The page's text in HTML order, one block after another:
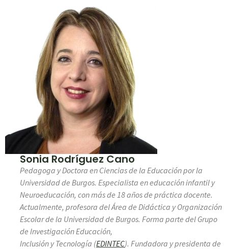
Sonia Rodríguez Cano
Pedagoga y Doctora en Ciencias de la Educación por la
Universidad de Burgos. Especialista en educación infantil y
Neuroeducación, con más de 18 años de práctica docente.
Actualmente, profesora del Área de Didáctica y Organización
Escolar de la Universidad de Burgos. Forma parte del Grupo
de Investigación Educación,
Inclusión y Tecnología (EDINTEC). Fundadora y presidenta de